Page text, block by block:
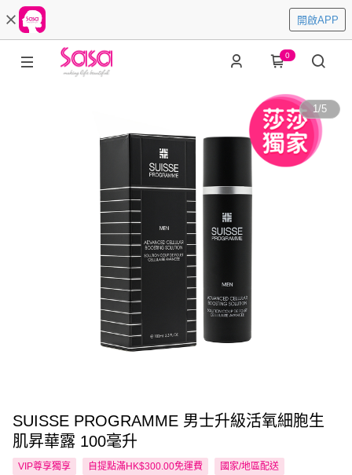
開啟APP
0
1/5
SUISSE PROGRAMME 男士升級活氧細胞生
肌昇華露 100毫升
VIP尊享獨享 自提點滿HK$300.00免運費 國家/地區配送